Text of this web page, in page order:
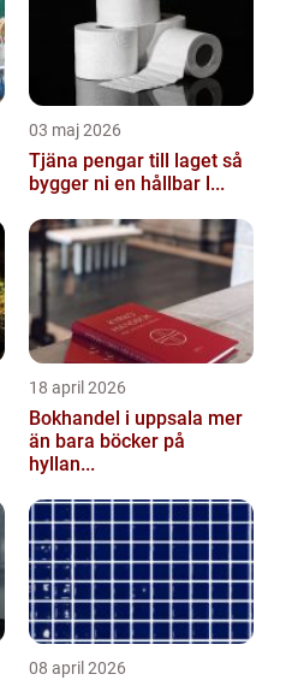
03 maj 2026
Tjäna pengar till laget så
bygger ni en hållbar l...
18 april 2026
Bokhandel i uppsala mer
än bara böcker på
hyllan...
08 april 2026